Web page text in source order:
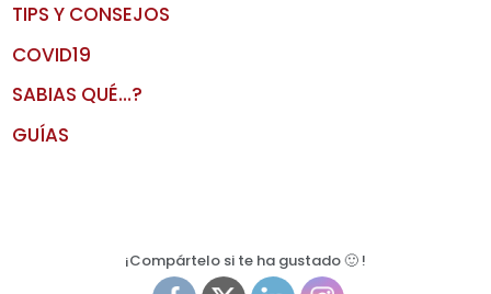
TIPS Y CONSEJOS
COVID19
SABIAS QUÉ…?
GUÍAS
¡Compártelo si te ha gustado 🙂 !